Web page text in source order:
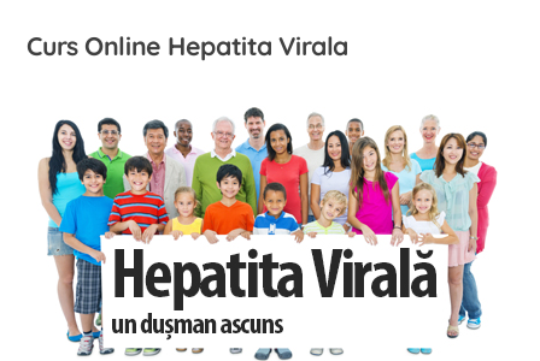
Curs Online Hepatita Virala